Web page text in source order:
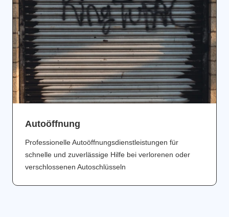
Аutoöffnung
Professionelle Autoöffnungsdienstleistungen für
schnelle und zuverlässige Hilfe bei verlorenen oder
verschlossenen Autoschlüsseln